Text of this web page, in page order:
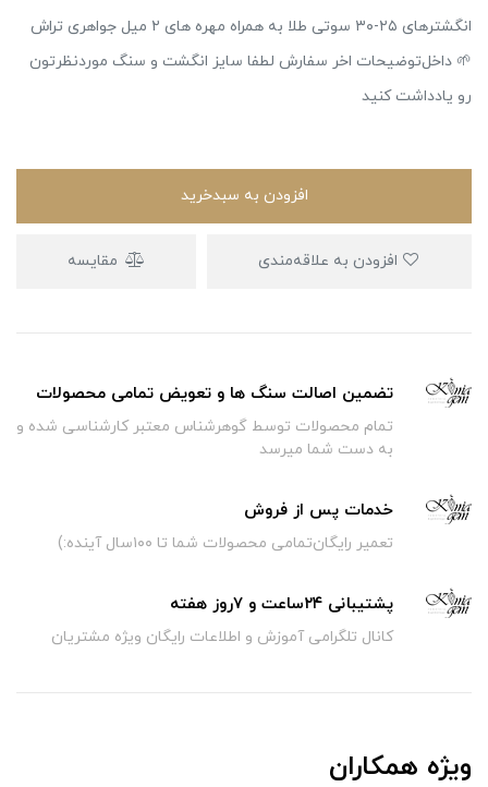
انگشترهای ۲۵-۳۰ سوتی طلا به همراه مهره های ۲ میل جواهری تراش
🌱 داخل‌توضیحات اخر سفارش لطفا سایز انگشت و سنگ موردنظرتون
رو یادداشت کنید
افزودن به سبدخرید
مقایسه
تضمین اصالت سنگ ها و تعویض تمامی محصولات
تمام محصولات توسط گوهرشناس معتبر کارشناسی شده و
به دست شما میرسد
خدمات پس از فروش
تعمیر رایگان‌تمامی محصولات شما تا ۱۰۰سال آینده:)
پشتیبانی ۲۴ساعت و ۷روز هفته
کانال تلگرامی آموزش و اطلاعات رایگان ویژه مشتریان
ویژه همکاران